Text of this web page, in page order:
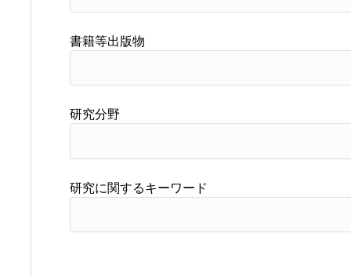
書籍等出版物
研究分野
研究に関するキーワード